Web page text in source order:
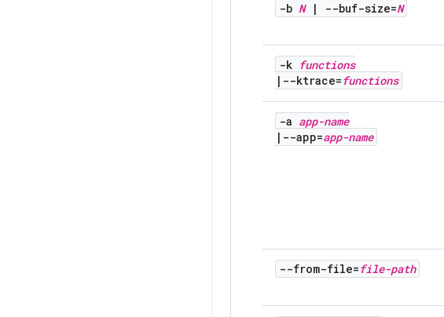
-b N | --buf-size=N
-k functions
| --ktrace=functions
-a app-name
| --app=app-name
--from-file=file-path